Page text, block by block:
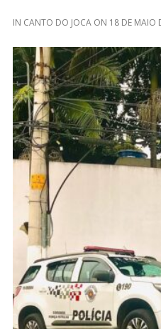
IN CANTO DO JOCA ON 18 DE MAIO